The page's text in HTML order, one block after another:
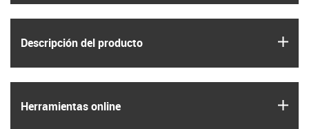
Descripción del producto
Herramientas online